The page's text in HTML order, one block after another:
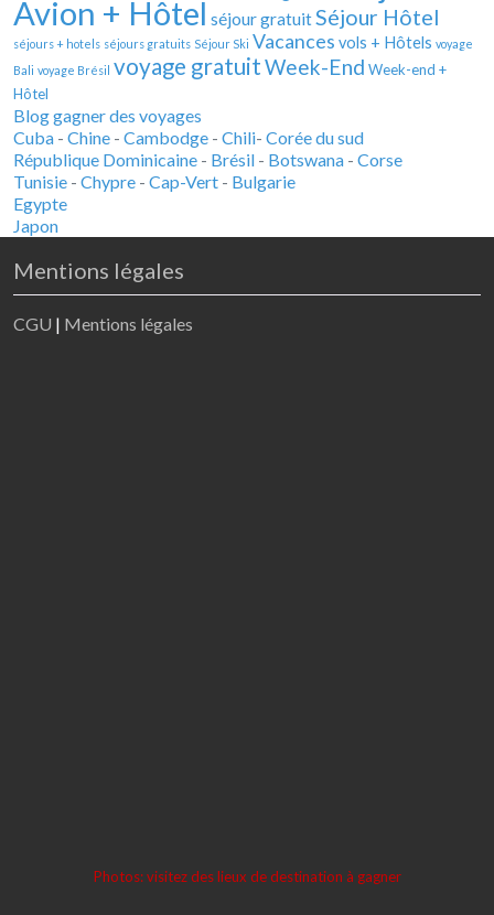
Avion + Hôtel séjour gratuitSéjour Hôtel
séjours + hotels séjours gratuits Séjour Ski Vacances vols + Hôtels voyage
Bali voyage Brésil voyage gratuitWeek-End Week-end +
Hôtel
Blog gagner des voyages
Cuba - Chine - Cambodge - Chili- Corée du sud
République Dominicaine - Brésil - Botswana - Corse
Tunisie - Chypre - Cap-Vert - Bulgarie
Egypte
Japon
Mentions légales
CGU | Mentions légales
Photos: visitez des lieux de destination à gagner